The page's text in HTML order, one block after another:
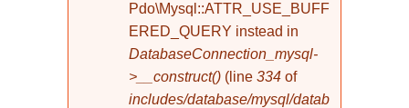
Pdo\Mysql::ATTR_USE_BUFF
ERED_QUERY instead in
DatabaseConnection_mysql-
>__construct() (line 334 of
includes/database/mysql/datab